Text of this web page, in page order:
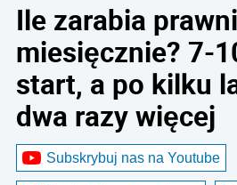
Ile zarabia
miesięcznie? 7-
start, a po kilku
dwa razy więcej
Subskrybuj nas na Youtube